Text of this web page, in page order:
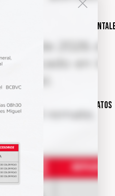
internas y
que han incumplido contratos
en ejecución
externos o internos